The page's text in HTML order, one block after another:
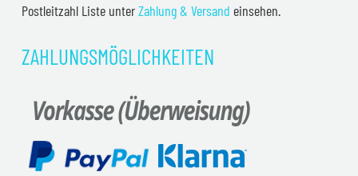
Postleitzahl Liste unterZahlung & Versand einsehen.
ZAHLUNGSMÖGLICHKEITEN